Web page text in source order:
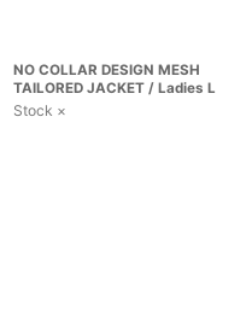
NO COLLAR DESIGN MESH
TAILORED JACKET / Ladies L
Stock ×